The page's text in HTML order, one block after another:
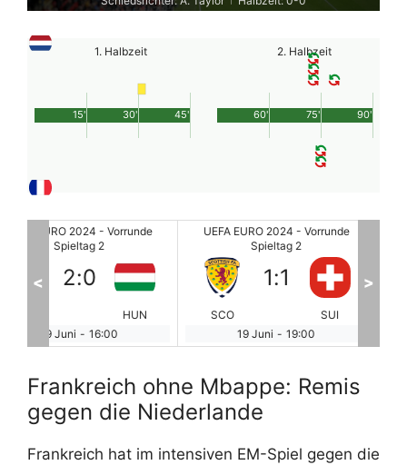
1. Halbzeit
45'
15' 30'
2. Halbzeit
90'
60' 75'
UEFA EURO 2024 - Vorrunde
1:1
19 Juni
UEFA EURO 2024 -
1: 1
20 Juni
< >
Frankreich ohne Mbappe: Remis
gegen die Niederlande
Frankreich hat im intensiven EM-Spiel gegen die